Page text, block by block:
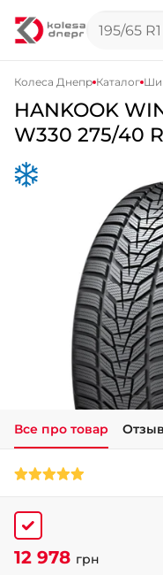
Колеса Днепр Каталог
HANKOOK
W330 275/40
Все про товар
12 978 грн